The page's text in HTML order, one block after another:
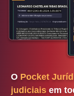
O Pocket
judiciais em